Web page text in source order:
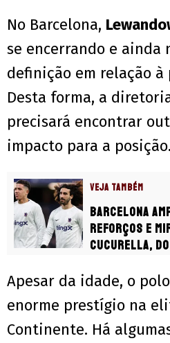
No Barcelona,
se encerrando e ainda
definição em relação à
Desta forma, a
precisará encontrar
impacto para a posição.
VEJA TAMBÉM
Barcelona
reforços e
Cucurella, do
Apesar da idade, o
enorme prestígio na
Continente. Há